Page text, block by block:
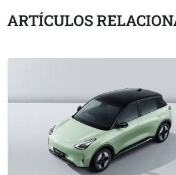
ARTÍCULOS